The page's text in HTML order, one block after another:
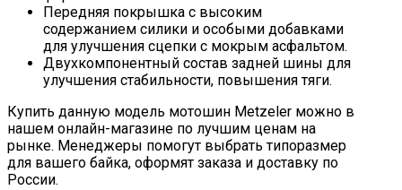
Передняя покрышка с высоким
содержанием силики и особыми добавками
для улучшения сцепки с мокрым асфальтом.
Двухкомпонентный состав задней шины для
улучшения стабильности, повышения тяги.
Купить данную модель мотошин Metzeler можно в
нашем онлайн-магазине по лучшим ценам на
рынке. Менеджеры помогут выбрать типоразмер
для вашего байка, оформят заказа и доставку по
России.